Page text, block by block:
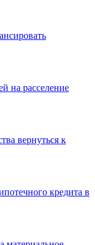
на расселение
вернуться к
кредита в